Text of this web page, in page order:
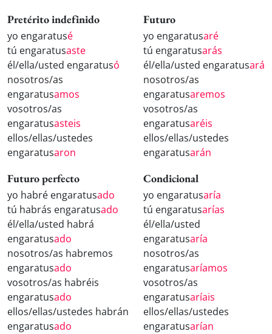
Pretérito indefinido
yo engaratusé
tú engaratusaste
él/ella/usted engaratusó
nosotros/as
engaratusamos
vosotros/as
engaratusasteis
ellos/ellas/ustedes
engaratusaron
Futuro
yo engaratusaré
tú engaratusarás
él/ella/usted engaratusará
nosotros/as
engaratusaremos
vosotros/as
engaratusaréis
ellos/ellas/ustedes
engaratusarán
Futuro perfecto
yo habré engaratusado
tú habrás engaratusado
él/ella/usted habrá
engaratusado
nosotros/as habremos
engaratusado
vosotros/as habréis
engaratusado
ellos/ellas/ustedes habrán
engaratusado
Condicional
yo engaratusaría
tú engaratusarías
él/ella/usted
engaratusaría
nosotros/as
engaratusaríamos
vosotros/as
engaratusaríais
ellos/ellas/ustedes
engaratusarían